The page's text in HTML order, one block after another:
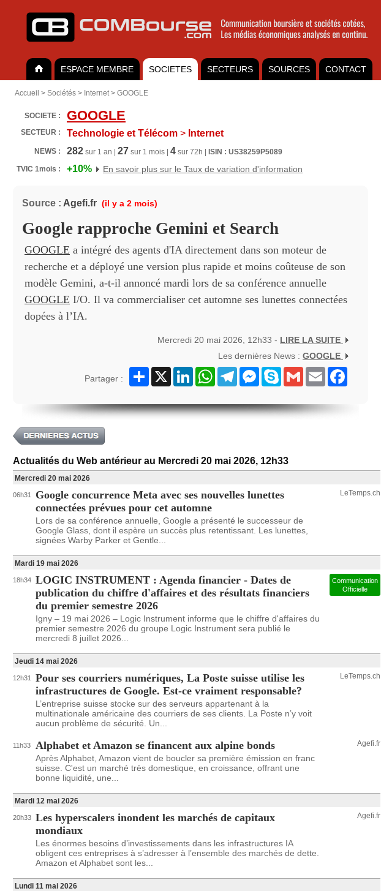
ESPACE MEMBRE SOCIETES SECTEURS SOURCES CONTACT
Accueil > Sociétés > Internet> GOOGLE
SOCIETE : GOOGLE
SECTEUR : Technologie et Télécom > Internet
NEWS : 282 sur 1 an | 27 sur 1 mois | 4 sur 72h |
ISIN : US38259P5089
TVIC 1mois :
+10% En savoir plus sur le Taux de variation d'information
Source : Agefi.fr (il y a 2 mois)
Google rapproche Gemini et Search
GOOGLE a intégré des agents d'IA directement dans son moteur de
recherche et a déployé une version plus rapide et moins coûteuse de son
modèle Gemini, a-t-il annoncé mardi lors de sa conférence annuelle
GOOGLE I/O. Il va commercialiser cet automne ses lunettes connectées
dopées à l’IA.
Mercredi 20 mai 2026, 12h33 - LIRE LA SUITE
Les dernières News : GOOGLE
Partager :
Partager
X LinkedInWhatsAppTelegramMessenger
Skype Gmail Email
Actualités du Web antérieur au Mercredi 20 mai 2026, 12h33
Mercredi 20 mai 2026
06h31
Google concurrence Meta avec ses nouvelles lunettes
connectées prévues pour cet automne
Lors de sa conférence annuelle, Google a présenté le successeur de
Google Glass, dont il espère un succès plus retentissant. Les lunettes,
signées Warby Parker et Gentle...
LeTemps.ch
Mardi 19 mai 2026
18h34 LOGIC INSTRUMENT : Agenda financier - Dates de
publication du chiffre d'affaires et des résultats financiers
du premier semestre 2026
Igny – 19 mai 2026 – Logic Instrument informe que le chiffre d'affaires du
premier semestre 2026 du groupe Logic Instrument sera publié le
mercredi 8 juillet 2026...
Communication
Officielle
Jeudi 14 mai 2026
12h31
Pour ses courriers numériques, La Poste suisse utilise les
infrastructures de Google. Est-ce vraiment responsable?
L’entreprise suisse stocke sur des serveurs appartenant à la
multinationale américaine des courriers de ses clients. La Poste n’y voit
aucun problème de sécurité. Un...
LeTemps.ch
11h33 Alphabet et Amazon se financent aux alpine bonds
Après Alphabet, Amazon vient de boucler sa première émission en franc
suisse. C'est un marché très domestique, en croissance, offrant une
bonne liquidité, une...
Agefi.fr
Mardi 12 mai 2026
20h33 Les hyperscalers inondent les marchés de capitaux
mondiaux
Les énormes besoins d’investissements dans les infrastructures IA
obligent ces entreprises à s’adresser à l’ensemble des marchés de dette.
Amazon et Alphabet sont les...
Agefi.fr
Lundi 11 mai 2026